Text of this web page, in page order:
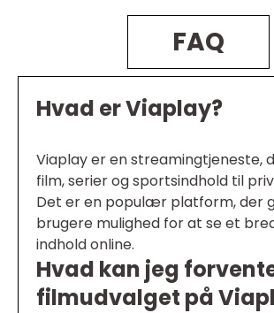
FAQ
Hvad er Viaplay?
Viaplay er en streamingtjeneste,
film, serier og sportsindhold til
Det er en populær platform, der
brugere mulighed for at se et
indhold online.
Hvad kan jeg
filmudvalget på